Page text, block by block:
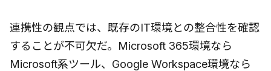
連携性の観点では、既存のIT環境との整合性を確認
することが不可欠だ。Microsoft 365環境なら
Microsoft系ツール、Google Workspace環境なら